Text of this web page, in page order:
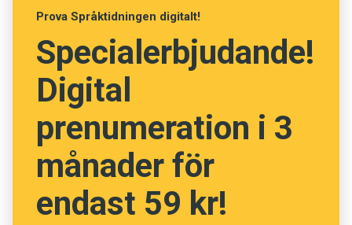
på frukt och grönt? (Kviss
#21)
Rucola
Spetskål
Prova Språktidningen digitalt!
Specialerbjudande!
Digital
prenumeration i 3
månader för
endast 59 kr!